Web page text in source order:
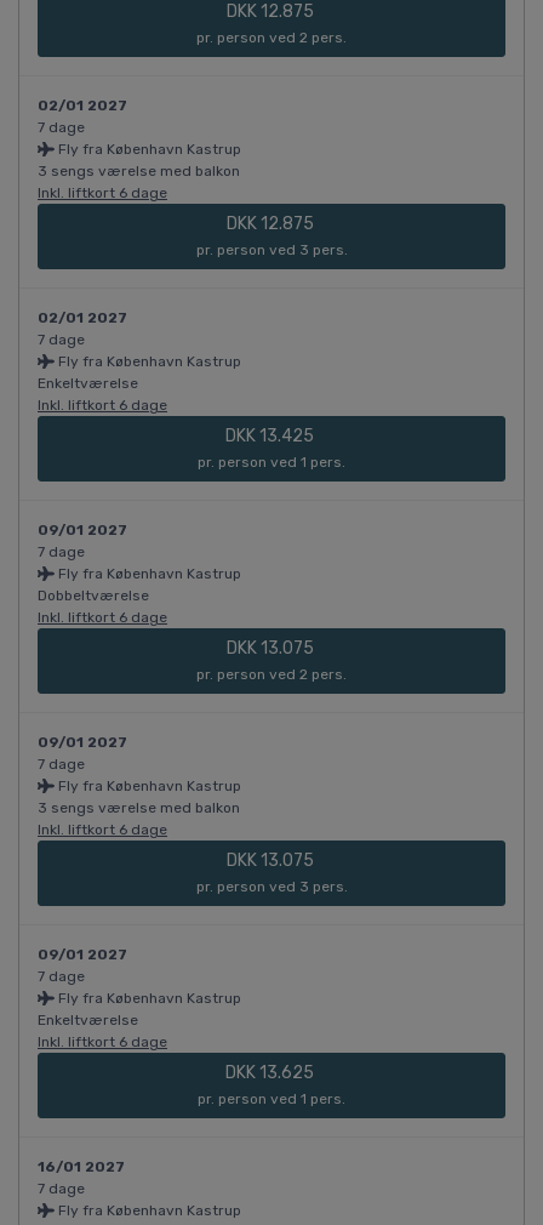
DKK 12.875
pr. person ved 2 pers.
02/01 2027
7 dage
Fly fra København Kastrup
3 sengs værelse med balkon
Inkl. liftkort 6 dage
DKK 12.875
pr. person ved 3 pers.
02/01 2027
7 dage
Fly fra København Kastrup
Enkeltværelse
Inkl. liftkort 6 dage
DKK 13.425
pr. person ved 1 pers.
09/01 2027
7 dage
Fly fra København Kastrup
Dobbeltværelse
Inkl. liftkort 6 dage
DKK 13.075
pr. person ved 2 pers.
09/01 2027
7 dage
Fly fra København Kastrup
3 sengs værelse med balkon
Inkl. liftkort 6 dage
DKK 13.075
pr. person ved 3 pers.
09/01 2027
7 dage
Fly fra København Kastrup
Enkeltværelse
Inkl. liftkort 6 dage
DKK 13.625
pr. person ved 1 pers.
16/01 2027
7 dage
Fly fra København Kastrup